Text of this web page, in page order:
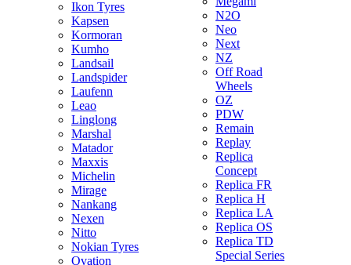
Ikon Tyres
Kapsen
Kormoran
Kumho
Landsail
Landspider
Laufenn
Leao
Linglong
Marshal
Matador
Maxxis
Michelin
Mirage
Nankang
Nexen
Nitto
Nokian Tyres
Ovation
N2O
Neo
Next
NZ
Off Road
Wheels
OZ
PDW
Remain
Replay
Replica
Concept
Replica FR
Replica H
Replica LA
Replica OS
Replica TD
Special Series